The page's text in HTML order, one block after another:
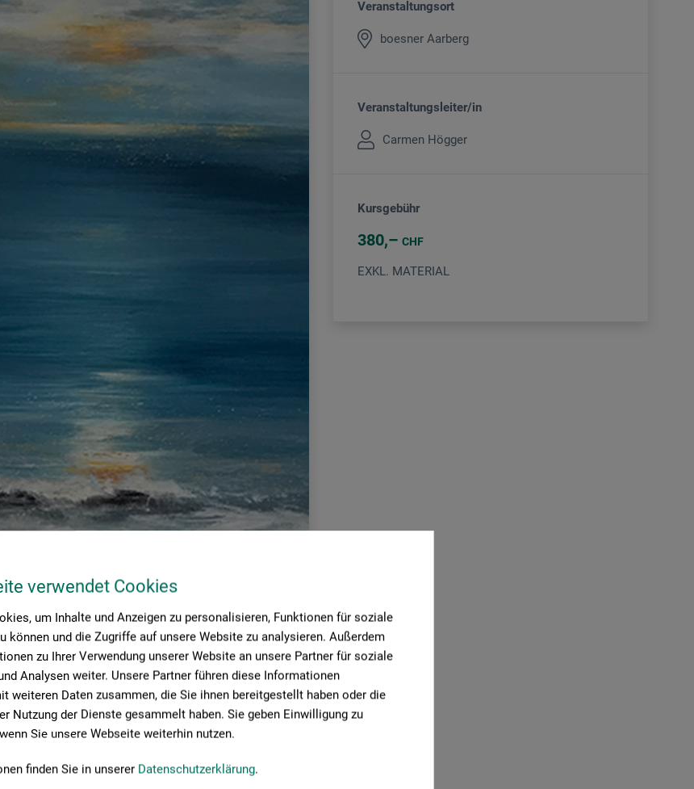
verwendet Cookies
um Inhalte und Anzeigen zu personalisieren, Funktionen für soziale
können und die Zugriffe auf unsere Website zu analysieren. Außerdem
zu Ihrer Verwendung unserer Website an unsere Partner für soziale
Analysen weiter. Unsere Partner führen diese Informationen
weiteren Daten zusammen, die Sie ihnen bereitgestellt haben oder die
Nutzung der Dienste gesammelt haben. Sie geben Einwilligung zu
Sie unsere Webseite weiterhin nutzen.
finden Sie in unserer Datenschutzerklärung.
Veranstaltungsort
boesner Aarberg
Veranstaltungsleiter/in
Carmen Högger
Kursgebühr
380 CHF
EXKL. MATERIAL